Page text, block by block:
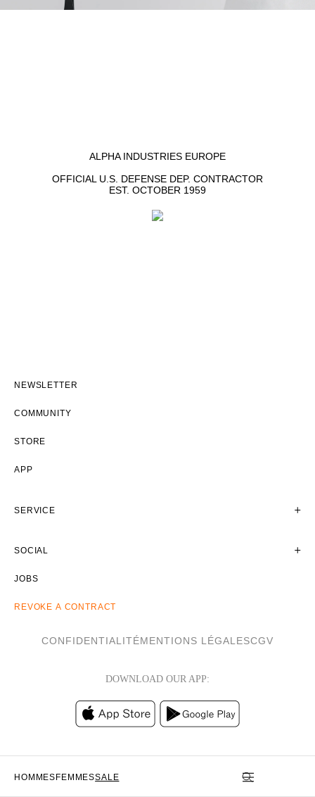
HOMMES FEMMESSALE
ALPHA INDUSTRIES EUROPE
OFFICIAL U.S. DEFENSE DEP. CONTRACTOR
EST. OCTOBER 1959
NEWSLETTER
COMMUNITY
STORE
APP
SERVICE
SOCIAL
JOBS
REVOKE A CONTRACT
CONFIDENTIALITÉMENTIONS LÉGALESCGV
DOWNLOAD OUR APP: